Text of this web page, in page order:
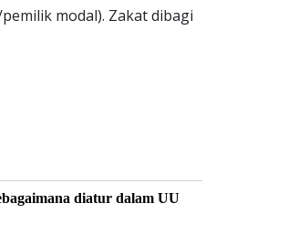
modal). Zakat dibagi
diatur dalam UU